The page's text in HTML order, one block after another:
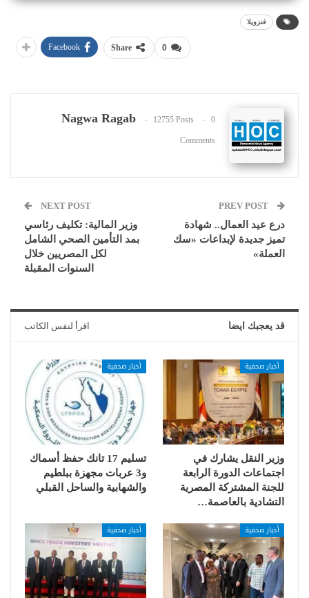
فنزويلا
0
Share
Facebook
Nagwa Ragab 12755 Posts 0
Comments
درع عيد العمال.. شهادة
تميز جديدة لإبداعات «سك
العملة»
NEXT POST
وزير المالية: تكليف رئاسي
بمد التأمين الصحي الشامل
لكل المصريين خلال
السنوات المقبلة
قد يعجبك ايضا اقرأ لنفس الكاتب
أخبار صحفية
وزير النقل يشارك في
اجتماعات الدورة الرابعة
للجنة المشتركة المصرية
التشادية بالعاصمة…
أخبار صحفية
تسليم 17 تانك حفظ أسماك
و3 عربات مجهزة ببلطيم
والشهابية والساحل القبلي
أخبار صحفية أخبار صحفية